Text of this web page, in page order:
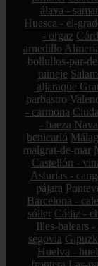
álava -
Huesca - el-
- orgaz
arnedillo
bollullos-par-
tuineje
aljaraque
barbastro
- carmona
- baeza
benicarló
malgrat-de-mar
Castellón -
Asturias -
pájara
Barcelona -
sóller Cádiz -
Illes-balears
segovia
Huelva -